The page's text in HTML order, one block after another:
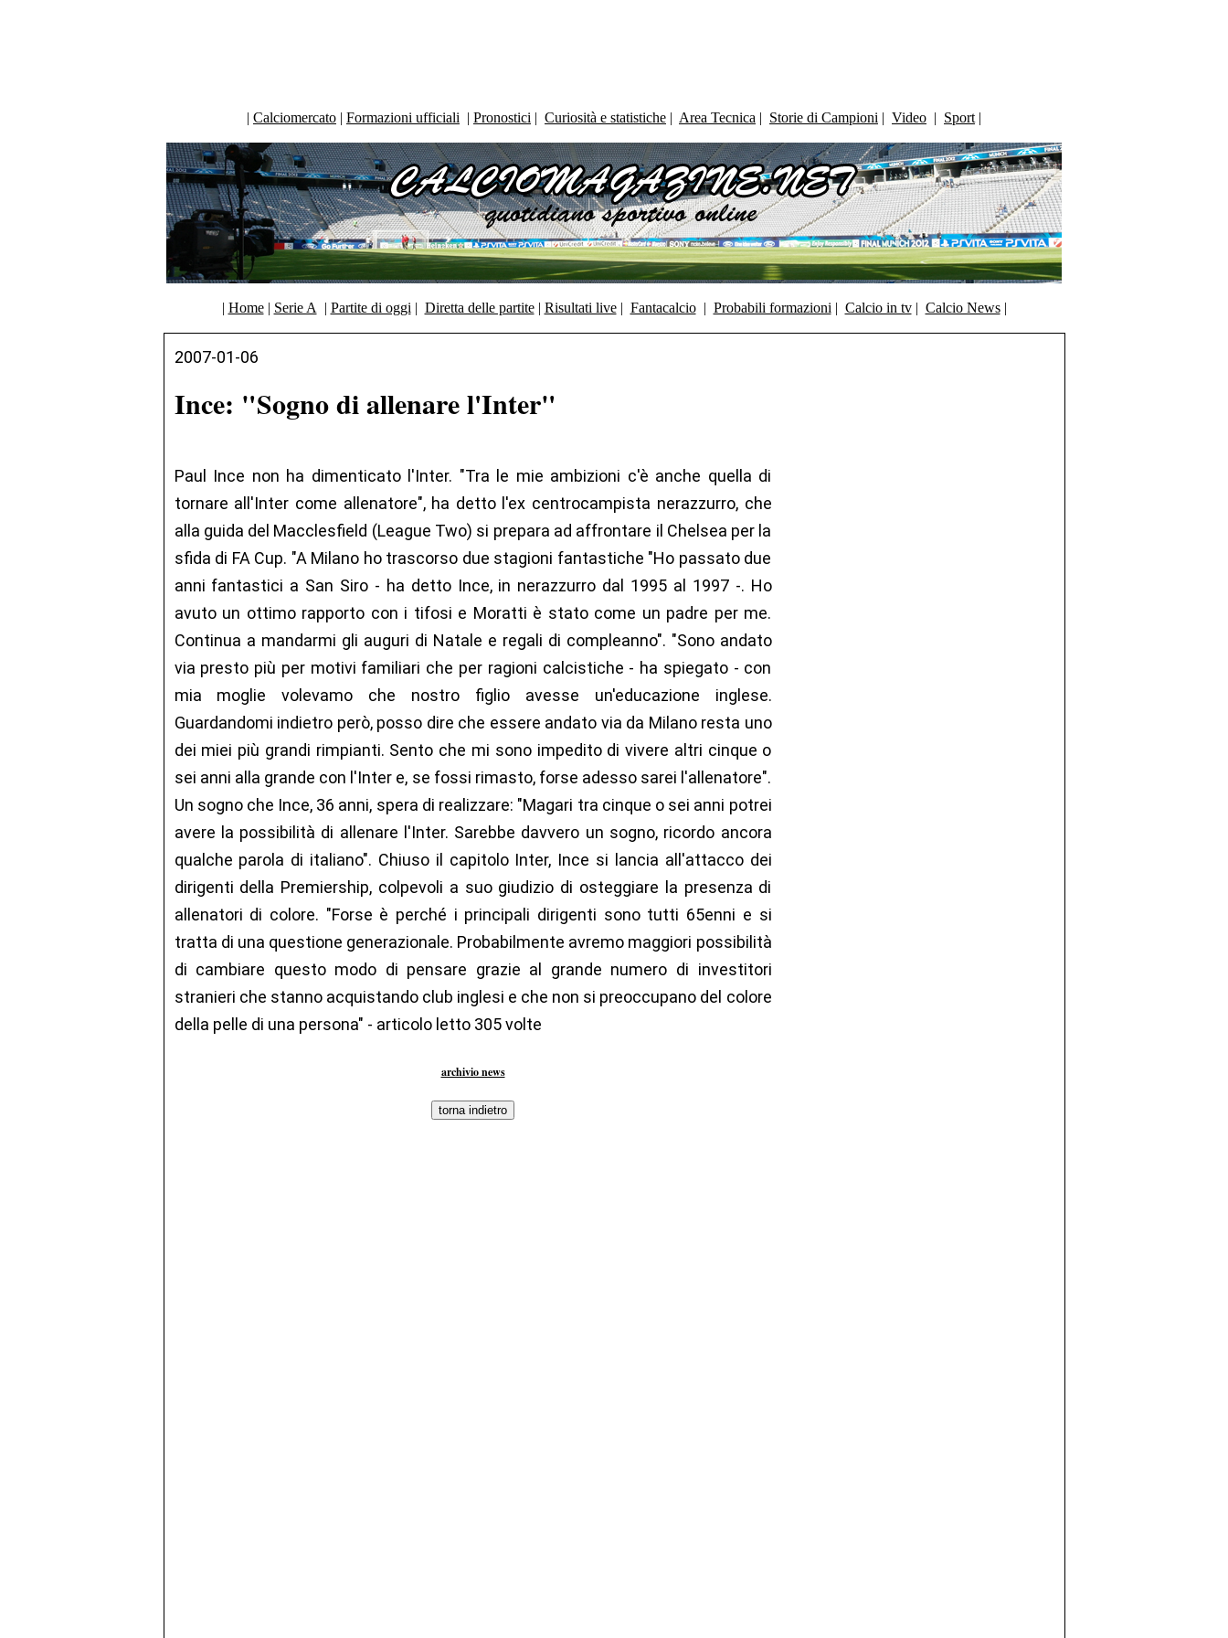
| Calciomercato | Formazioni ufficiali | Pronostici | Curiosità e statistiche | Area Tecnica | Storie di Campioni | Video | Sport |
| Home| Serie A | Partite di oggi | Diretta delle partite| Risultati live| Fantacalcio| Probabili formazioni | Calcio in tv| Calcio News|
2007-01-06
Ince: "Sogno di allenare l'Inter"
Paul Ince non ha dimenticato l'Inter. "Tra le mie ambizioni c'è anche quella di
tornare all'Inter come allenatore", ha detto l'ex centrocampista nerazzurro, che
alla guida del Macclesfield (League Two) si prepara ad affrontare il Chelsea per la
sfida di FA Cup. "A Milano ho trascorso due stagioni fantastiche "Ho passato due
anni fantastici a San Siro - ha detto Ince, in nerazzurro dal 1995 al 1997 -. Ho
avuto un ottimo rapporto con i tifosi e Moratti è stato come un padre per me.
Continua a mandarmi gli auguri di Natale e regali di compleanno". "Sono andato
via presto più per motivi familiari che per ragioni calcistiche - ha spiegato - con
mia moglie volevamo che nostro figlio avesse un'educazione inglese.
Guardandomi indietro però, posso dire che essere andato via da Milano resta uno
dei miei più grandi rimpianti. Sento che mi sono impedito di vivere altri cinque o
sei anni alla grande con l'Inter e, se fossi rimasto, forse adesso sarei l'allenatore".
Un sogno che Ince, 36 anni, spera di realizzare: "Magari tra cinque o sei anni potrei
avere la possibilità di allenare l'Inter. Sarebbe davvero un sogno, ricordo ancora
qualche parola di italiano". Chiuso il capitolo Inter, Ince si lancia all'attacco dei
dirigenti della Premiership, colpevoli a suo giudizio di osteggiare la presenza di
allenatori di colore. "Forse è perché i principali dirigenti sono tutti 65enni e si
tratta di una questione generazionale. Probabilmente avremo maggiori possibilità
di cambiare questo modo di pensare grazie al grande numero di investitori
stranieri che stanno acquistando club inglesi e che non si preoccupano del colore
della pelle di una persona" - articolo letto 305 volte
archivio news